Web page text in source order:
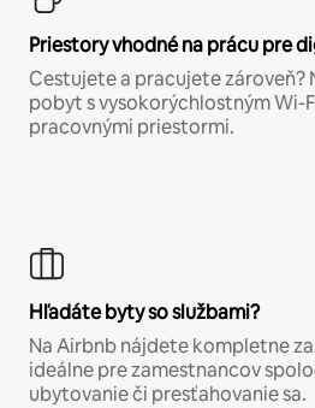
Priestory vhodné na prácu pre
Cestujete a pracujete zároveň?
pobyt s vysokorýchlostným Wi-
pracovnými priestormi.
Hľadáte byty so službami?
Na Airbnb nájdete kompletne
ideálne pre zamestnancov
ubytovanie či presťahovanie sa.